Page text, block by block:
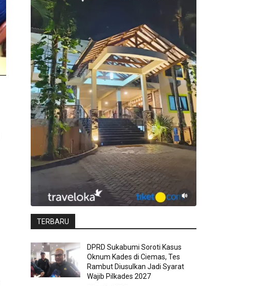
TERBARU
DPRD Sukabumi Soroti Kasus
Oknum Kades di Ciemas, Tes
Rambut Diusulkan Jadi Syarat
Wajib Pilkades 2027